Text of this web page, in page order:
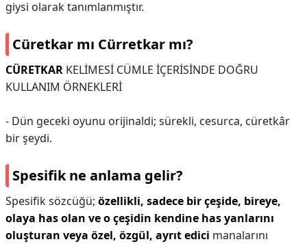
giysi olarak tanımlanmıştır.
Cüretkar mı Cürretkar mı?
CÜRETKAR KELİMESİ CÜMLE İÇERİSİNDE DOĞRU
KULLANIM ÖRNEKLERİ
- Dün geceki oyunu orijinaldi; sürekli, cesurca, cüretkâr
bir şeydi.
Spesifik ne anlama gelir?
Spesifik sözcüğü; özellikli, sadece bir çeşide, bireye,
olaya has olan ve o çeşidin kendine has yanlarını
oluşturan veya özel, özgül, ayrıt edici manalarını